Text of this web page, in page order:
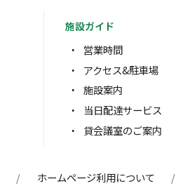
施設ガイド
営業時間
アクセス&駐車場
施設案内
当日配達サービス
貸会議室のご案内
ホームページ利用について